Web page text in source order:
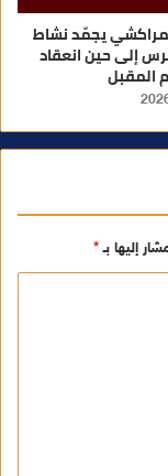
يجمّد نشاط
إلى حين انعقاد
المقبل
إليها بـ*